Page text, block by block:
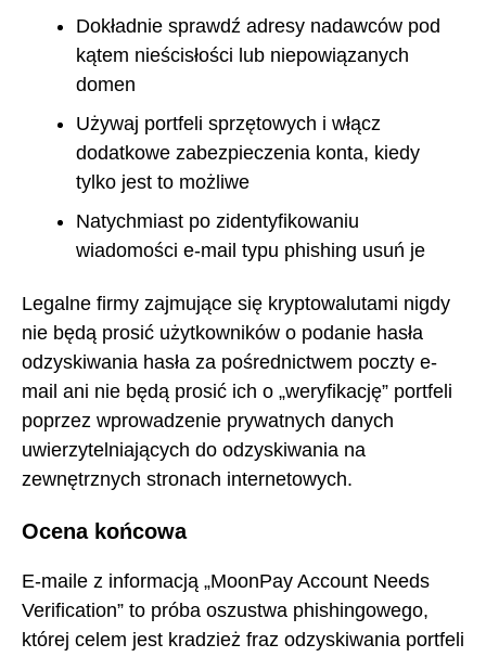
Dokładnie sprawdź adresy nadawców pod
kątem nieścisłości lub niepowiązanych
domen
Używaj portfeli sprzętowych i włącz
dodatkowe zabezpieczenia konta, kiedy
tylko jest to możliwe
Natychmiast po zidentyfikowaniu
wiadomości e-mail typu phishing usuń je
Legalne firmy zajmujące się kryptowalutami nigdy
nie będą prosić użytkowników o podanie hasła
odzyskiwania hasła za pośrednictwem poczty e-
mail ani nie będą prosić ich o „weryfikację” portfeli
poprzez wprowadzenie prywatnych danych
uwierzytelniających do odzyskiwania na
zewnętrznych stronach internetowych.
Ocena końcowa
E-maile z informacją „MoonPay Account Needs
Verification” to próba oszustwa phishingowego,
której celem jest kradzież fraz odzyskiwania portfeli